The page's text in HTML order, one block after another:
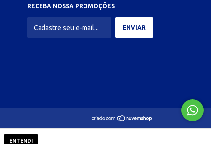
ENTENDI
RECEBA NOSSA PROMOÇÕES